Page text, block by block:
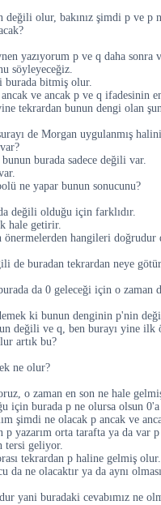
değili olur, bakınız şimdi p ve
yazıyorum p ve q daha
söyleyeceğiz.
burada bitmiş olur.
ve ancak p ve q ifadesinin
tekrardan bunun dengi olan
de Morgan uygulanmış
burada sadece değili var.
ne yapar bunun sonucunu?
değili olduğu için farklıdır.
hale getirir.
hangileri doğrudur
de buradan tekrardan neye
da 0 geleceği için o
ki bunun denginin p'nin
değili ve q, ben burayı yine
artık bu?
ne olur?
o zaman en son ne hale
için burada p ne olursa olsun
şimdi ne olacak p ancak ve
yazarım orta tarafta ya da var
tersi geliyor.
tekrardan p haline gelmiş olur.
da ne olacaktır ya da aynı
yani buradaki cevabımız ne